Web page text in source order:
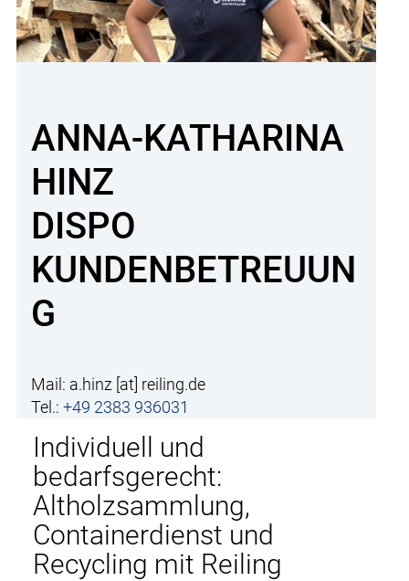
ANNA-KATHARINA
HINZ
DISPO
KUNDENBETREUUN
G
Mail: a.hinz [at] reiling.de
Tel.: +49 2383 936031
Individuell und
bedarfsgerecht:
Altholzsammlung,
Containerdienst und
Recycling mit Reiling